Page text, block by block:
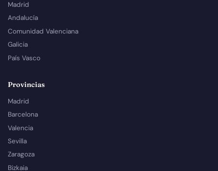
Madrid
Andalucía
Comunidad Valenciana
Galicia
País Vasco
Provincias
Madrid
Barcelona
Valencia
Sevilla
Zaragoza
Bizkaia